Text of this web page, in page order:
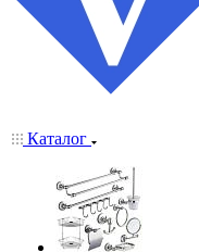
Каталог